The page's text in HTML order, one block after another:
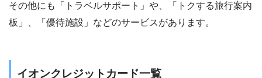
その他にも「トラベルサポート」や、「トクする旅行案内
板」、「優待施設」などのサービスがあります。
イオンクレジットカード一覧